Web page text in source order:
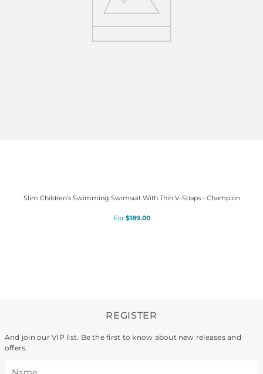
Slim Children's Swimming Swimsuit With Thin V-Straps - Champion
$189.00
REGISTER
And join our VIP list. Be the first to know about new releases and
offers.